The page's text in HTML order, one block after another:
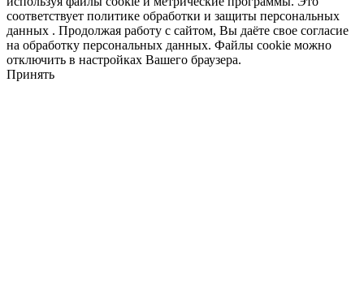
соответствует политике обработки и защиты персональных
данных . Продолжая работу с сайтом, Вы даёте свое согласие
на обработку персональных данных. Файлы cookie можно
отключить в настройках Вашего браузера.
Принять